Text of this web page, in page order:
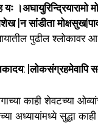
|न सांडीता
पुढील श्लोकावर
|लोकसंग्रहमेवापि
काही शेवटच्या
अध्यायांमध्ये सुद्धा